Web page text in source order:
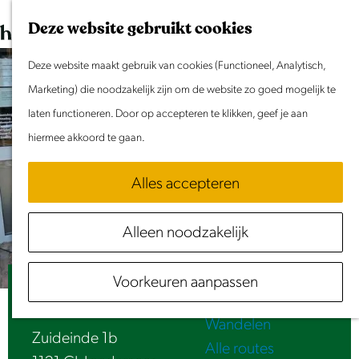
Deze website gebruikt cookies
Deze website maakt gebruik van cookies (Functioneel, Analytisch,
Marketing) die noodzakelijk zijn om de website zo goed mogelijk te
laten functioneren. Door op accepteren te klikken, geef je aan
hiermee akkoord te gaan.
Alles accepteren
Alleen noodzakelijk
Voorkeuren aanpassen
G
a
n
a
a
r
d
e
h
o
m
e
K
a
r
t
Z
e
k
e
n
e
n
u
Evenement aanmelden
Doen & Beleven
Zomer in Laag Holland
Met kinderen
Samen eropuit
Rust & Stilte
Activiteiten
Routes
Fietsen
Varen
Wandelen
Alle routes
Déli Evie Noten Kaas en Delicatessen
Zuideinde 1b